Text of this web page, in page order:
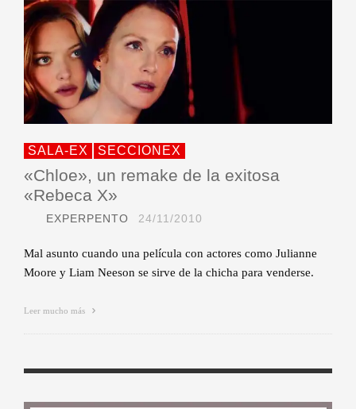
SALA-EX SECCIONEX
«Chloe», un remake de la exitosa
«Rebeca X»
EXPERPENTO 24/11/2010
Mal asunto cuando una película con actores como Julianne
Moore y Liam Neeson se sirve de la chicha para venderse.
Leer mucho más